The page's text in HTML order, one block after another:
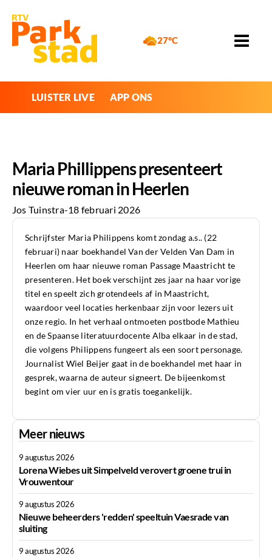
27°C
LUISTER LIVE APP ONS
Maria Phillippens presenteert
nieuwe roman in Heerlen
Jos Tuinstra-18 februari 2026
Schrijfster Maria Philippens komt zondag a.s.. (22
februari) naar boekhandel Van der Velden Van Dam in
Heerlen om haar nieuwe roman Passage Maastricht te
presenteren. Het boek verschijnt zes jaar na haar vorige
titel en speelt zich grotendeels af in Maastricht,
waardoor veel locaties herkenbaar zijn voor lezers uit
onze regio. In het verhaal ontmoeten postbode Mathieu
en de Spaanse literatuurdocente Alba elkaar in de stad,
die volgens Philippens fungeert als een soort personage.
Journalist Wiel Beijer gaat in de boekhandel met haar in
gesprek, waarna de auteur signeert. De bijeenkomst
begint om vier uur en is gratis toegankelijk.
Meer nieuws
9 augustus 2026
Lorena Wiebes uit Simpelveld verovert groene trui in
Vrouwentour
9 augustus 2026
Nieuwe beheerders 'redden' speeltuin Vaesrade van
sluiting
9 augustus 2026